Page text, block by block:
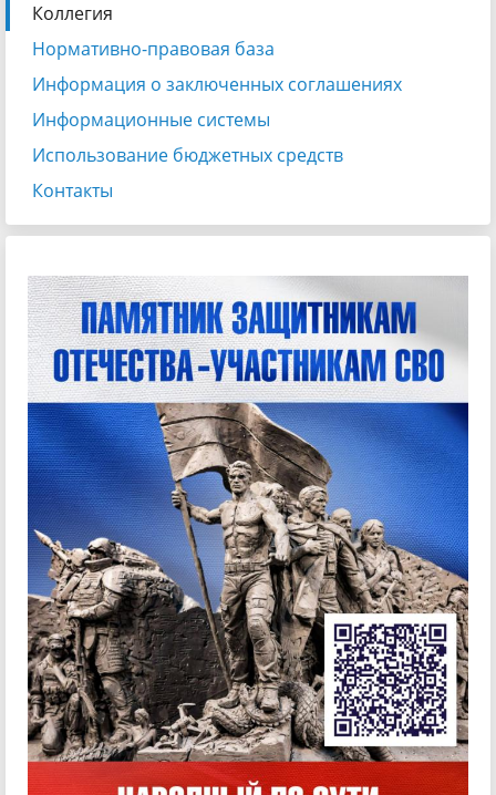
Коллегия
Нормативно-правовая база
Информация о заключенных соглашениях
Информационные системы
Использование бюджетных средств
Контакты